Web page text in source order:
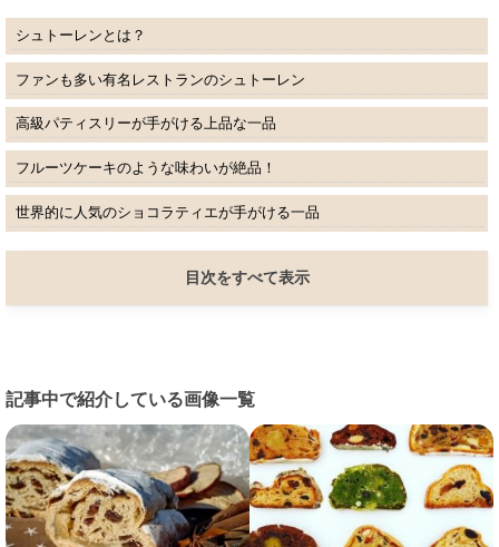
シュトーレンとは？
ファンも多い有名レストランのシュトーレン
高級パティスリーが手がける上品な一品
フルーツケーキのような味わいが絶品！
世界的に人気のショコラティエが手がける一品
目次をすべて表示
記事中で紹介している画像一覧